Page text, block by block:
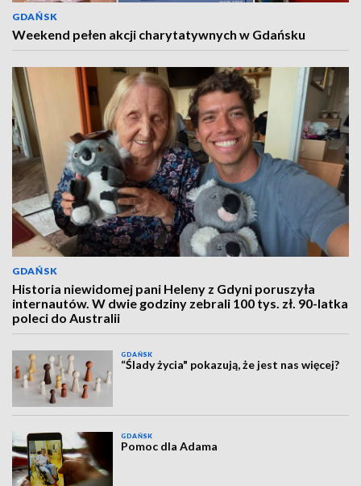
GDAŃSK
Weekend pełen akcji charytatywnych w Gdańsku
GDAŃSK
Historia niewidomej pani Heleny z Gdyni poruszyła
internautów. W dwie godziny zebrali 100 tys. zł. 90-latka
poleci do Australii
GDAŃSK
“Ślady życia" pokazują, że jest nas więcej?
GDAŃSK
Pomoc dla Adama